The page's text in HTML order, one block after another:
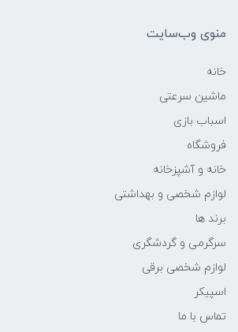
منوی وب‌سایت
خانه
ماشین سرعتی
اسباب بازی
فروشگاه
خانه و آشپزخانه
لوازم شخصی و بهداشتی
برند ها
سرگرمی و گردشگری
لوازم شخصی برقی
اسپیکر
تماس با ما